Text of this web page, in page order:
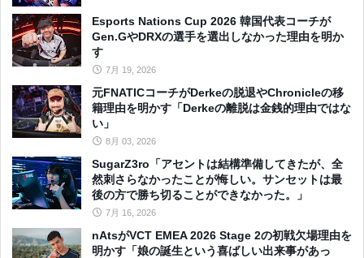
Esports Nations Cup 2026 韓国代表コーチが
Gen.GやDRXの選手を選出しなかった理由を明か
す
7月 19, 2026
元FNATICコーチがDerkeの脱退やChronicleの移
籍理由を明かす「Derkeの離脱は金銭的理由ではな
い」
8月 03, 2026
SugarZ3ro「アセントは結構準備してきたが、全
然刺さらなかったことが悔しい。サンセットは最
後の方で勝ち切ることができなかった。」
7月 16, 2026
nAtsがVCT EMEA 2026 Stage 2の初戦欠場理由を
明かす「娘の誕生という喜ばしい出来事があっ